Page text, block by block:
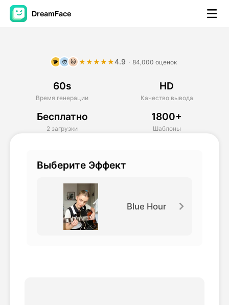
DreamFace
Видео Аватара
Видео
🐕 🧑 🐱 ★★★★★4.9 · 84,000 оценок
60s
Время генерации
HD
Качество вывода
Бесплатно
2 загрузки
1800+
Шаблоны
Выберите Эффект
Blue Hour